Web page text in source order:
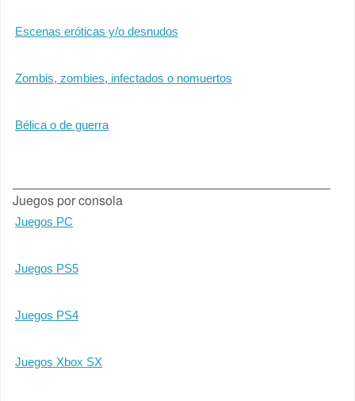
Escenas eróticas y/o desnudos
Zombis, zombies, infectados o nomuertos
Bélica o de guerra
Juegos por consola
Juegos PC
Juegos PS5
Juegos PS4
Juegos Xbox SX